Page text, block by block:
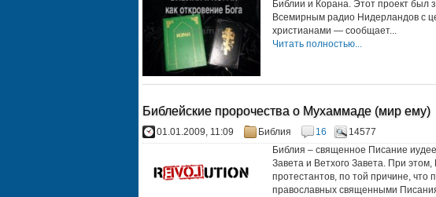
Библии и Корана. Этот проект был
Всемирным радио Нидерландов с
христианами — сообщает...
Читать полностью...
Библейские пророчества о Мухаммаде (мир ему)
01.01.2009, 11:09 Библия 16
14577
Библия – священное Писание
Завета и Ветхого Завета. При
протестантов, по той причине, что
православных священными